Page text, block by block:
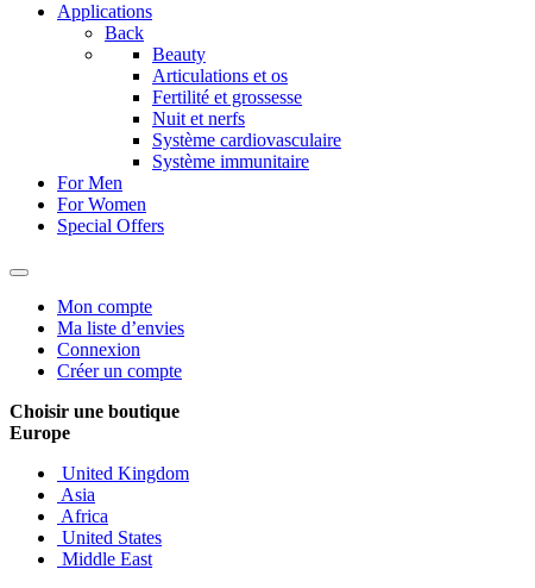
Applications
Back
Beauty
Articulations et os
Fertilité et grossesse
Nuit et nerfs
Système cardiovasculaire
Système immunitaire
For Men
For Women
Special Offers
Mon compte
Ma liste d’envies
Connexion
Créer un compte
Choisir une boutique
Europe
United Kingdom
Asia
Africa
United States
Middle East